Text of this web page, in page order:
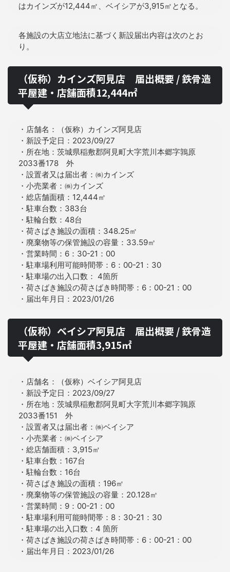
はカインズが12,444㎡、ベイシアが3,915㎡となる。
各施設の大店立地法に基づく新設届出内容は次のとお
り。
（仮称）カインズ阿見店 届出概要 / 鉄骨造
平屋建・店舗面積12,444㎡
・店舗名：（仮称）カインズ阿見店
・新設予定日：2023/09/27
・所在地：茨城県稲敷郡阿見町大字荒川本郷字鶉原
2033番178 外
・設置者又は届出者：㈱カインズ
・小売業者：㈱カインズ
・総店舗面積：12,444㎡
・駐車台数：383台
・駐輪台数：48台
・荷さばき施設の面積：348.25㎡
・廃棄物等の保管施設の容量：33.59㎥
・営業時間：6：30-21：00
・駐車場利用可能時間帯：6：00-21：30
・駐車場の出入口数： 4箇所
・荷さばき施設の荷さばき時間帯：6：00-21：00
・届出年月日：2023/01/26
（仮称）ベイシア阿見店 届出概要 / 鉄骨造
平屋建・店舗面積3,915㎡
・店舗名：（仮称）ベイシア阿見店
・新設予定日：2023/09/27
・所在地：茨城県稲敷郡阿見町大字荒川本郷字鶉原
2033番151 外
・設置者又は届出者：㈱ベイシア
・小売業者：㈱ベイシア
・総店舗面積：3,915㎡
・駐車台数：167台
・駐輪台数：16台
・荷さばき施設の面積：196㎡
・廃棄物等の保管施設の容量：20.128㎥
・営業時間：9：00-21：00
・駐車場利用可能時間帯：8：30-21：30
・駐車場の出入口数：4 箇所
・荷さばき施設の荷さばき時間帯：6：00-21：00
・届出年月日：2023/01/26